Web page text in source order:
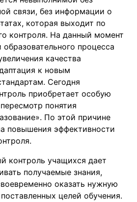
связи, без информации о
которая выходит по
контроля. На данный момент
процесса
качества
к новым
Сегодня
приобретает особую
понятия
По этой причине
повышения эффективности
контроль учащихся дает
получаемые знания,
оказать нужную
целей обучения.